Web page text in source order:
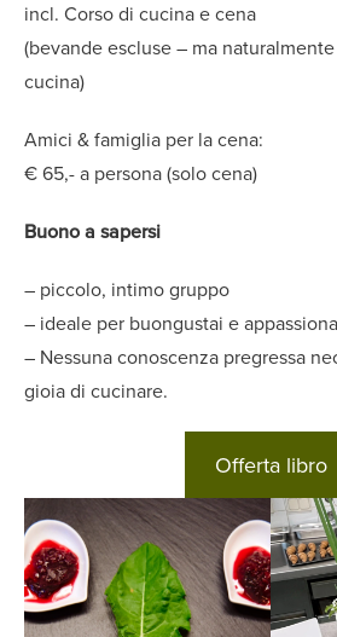
incl. Corso di cucina e cena
(bevande escluse – ma
cucina)
Amici & famiglia per la cena:
€ 65,- a persona (solo cena)
Buono a sapersi
– piccolo, intimo gruppo
– ideale per buongustai e
– Nessuna conoscenza pregressa
gioia di cucinare.
Offerta libro